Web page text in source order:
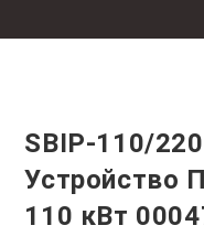
SBIP-110/
Устройство
110 кВт